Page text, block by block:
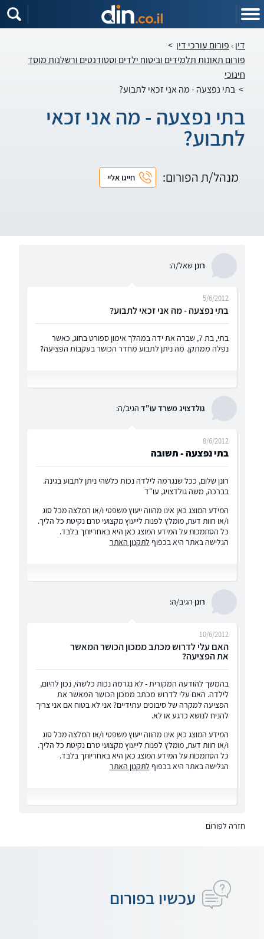
דין פורום עורכי דין >
פורום תאונות תלמידים וביטוח ילדים וסטודנטים ורשלנות מוסד
חינוכי
> בתי נפצעה - מה אני זכאי לתבוע?
בתי נפצעה - מה אני זכאי
לתבוע?
מנהל/ת הפורום: חייגו אליי
רונןשאל/ה:
בתי נפצעה - מה אני זכאי לתבוע?
5/6/2012
בתי, בת 7, שברה את ידה במהלך אימון ספורט בחוג, כאשר
נפלה ממתקן. מה ניתן לתבוע מחדר הכושר בעקבות הפציעה?
גולדצויג משרד עו"ד הגיב/ה:
בתי נפצעה - תשובה
8/6/2012
רונן שלום, ככל שנגרמה לילדה נכות כלשהי ניתן לתבוע בגינה.
בברכה, משה גולדצויג, עו"ד
המידע המוצג כאן אינו מהווה ייעוץ משפטי ו/או המלצה מכל סוג
ו/או חוות דעת, מומלץ לפנות לייעוץ מקצועי טרם נקיטת כל הליך.
כל הסתמכות על המידע המוצג כאן היא באחריותך בלבד.
הגלישה באתר היא בכפוף לתקנון האתר
רונן הגיב/ה:
האם עלי לדרוש מכתב ממכון הכושר המאשר
את הפציעה?
10/6/2012
בהמשך להודעה המקורית - לא נגרמה נכות כלשהי, נכון להיום,
לילדה. האם עלי לדרוש מכתב ממכון הכושר המאשר את
הפציעה למקרה של סיבוכים עתידיים? אני לא בטוח אם אני צריך
להניח לנושא כרגע או לא.
המידע המוצג כאן אינו מהווה ייעוץ משפטי ו/או המלצה מכל סוג
ו/או חוות דעת, מומלץ לפנות לייעוץ מקצועי טרם נקיטת כל הליך.
כל הסתמכות על המידע המוצג כאן היא באחריותך בלבד.
הגלישה באתר היא בכפוף לתקנון האתר
חזרה לפורום
עכשיו בפורום